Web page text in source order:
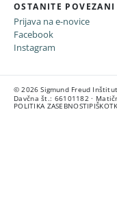
OSTANITE POVEZANI
Prijava na e-novice
Facebook
Instagram
© 2026 Sigmund Freud Inštitut
Davčna št.: 66101182 ·
POLITIKA ZASEBNOSTI